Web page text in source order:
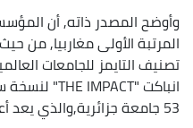
وأوضح المصدر ذاته, أن
المرتبة الأولى مغاربيا, من
تصنيف التايمز للجامعات
53 جامعة جزائرية,والذي يعد أعلى رقم مغاربيا وإفريقيا".